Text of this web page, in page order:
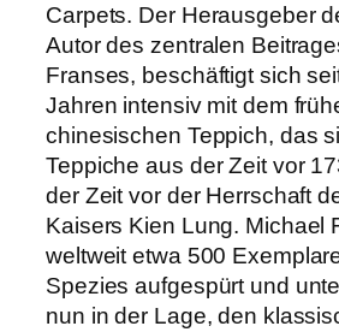
Carpets. Der Herausgeber
Autor des zentralen
Franses, beschäftigt sich
Jahren intensiv mit dem
chinesischen Teppich, das
Teppiche aus der Zeit vor
der Zeit vor der Herrschaft
Kaisers Kien Lung. Michael
weltweit etwa 500
Spezies aufgespürt und
nun in der Lage, den